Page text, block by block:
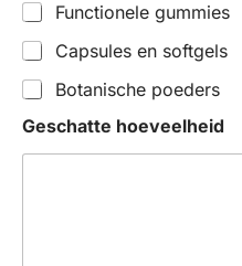
Functionele gummies
Capsules en softgels
Botanische poeders
Geschatte hoeveelheid